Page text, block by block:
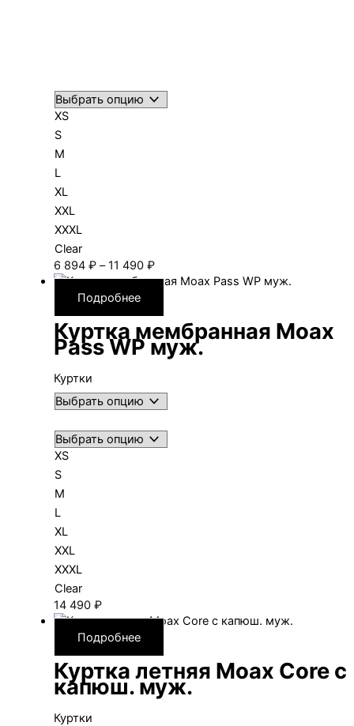
XS
S
M
L
XL
XXL
XXXL
Clear
6 894 ₽ – 11 490 ₽Диапазон
цен:
11 490 ₽
Подробнее
Куртка мембранная Moax
Pass WP муж.
Куртки
XS
S
M
L
XL
XXL
XXXL
Clear
14 490 ₽
Подробнее
Куртка летняя Moax Core с
капюш. муж.
Куртки